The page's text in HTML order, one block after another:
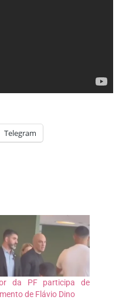
Telegram
da PF participa de
de Flávio Dino